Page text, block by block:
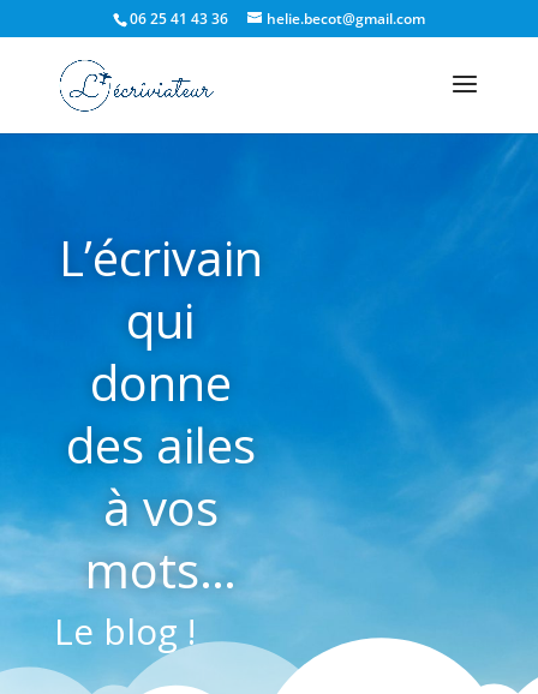
06 25 41 43 36 helie.becot@gmail.com
L’écrivain
qui
donne
des ailes
à vos
mots…
Le blog !